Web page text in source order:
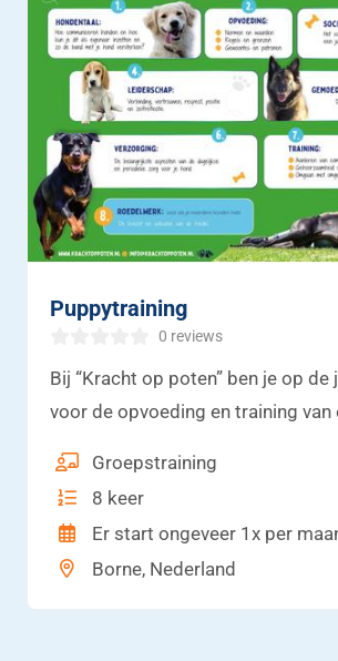
Puppytraining
0 reviews
Bij “Kracht op poten” ben je op de
voor de opvoeding en training van
impulscontrole, verzorging en
begeleid jou en je familie bij de
je pup.
Groepstraining
8 keer
Borne, Nederland